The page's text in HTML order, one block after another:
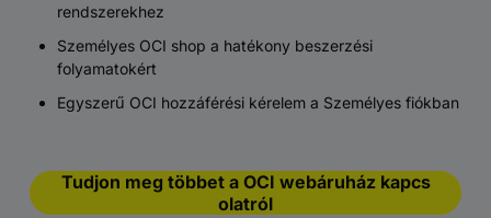
rendszerekhez
Személyes OCI shop a hatékony beszerzési
folyamatokért
Egyszerű OCI hozzáférési kérelem a Személyes fiókban
Tudjon meg többet a OCI webáruház kapcs
olatról